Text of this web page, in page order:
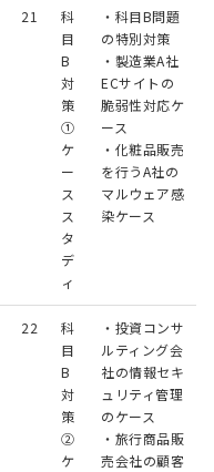
21
科
目
B
対
策
①
ケ
ー
ス
ス
タ
デ
ィ
・科目B問題
の特別対策
・製造業A社
ECサイトの
脆弱性対応ケ
ース
・化粧品販売
を行うA社の
マルウェア感
染ケース
22
科
目
B
対
策
②
ケ
・投資コンサ
ルティング会
社の情報セキ
ュリティ管理
のケース
・旅行商品販
売会社の顧客